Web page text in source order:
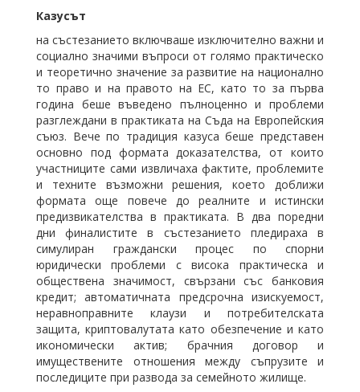
Казусът
на състезанието включваше изключително важни и
социално значими въпроси от голямо практическо
и теоретично значение за развитие на национално
то право и на правото на ЕС, като то за първа
година беше въведено пълноценно и проблеми
разглеждани в практиката на Съда на Европейския
съюз. Вече по традиция казуса беше представен
основно под формата доказателства, от които
участниците сами извличаха фактите, проблемите
и техните възможни решения, което доближи
формата още повече до реалните и истински
предизвикателства в практиката. В два поредни
дни финалистите в състезанието пледираха в
симулиран граждански процес по спорни
юридически проблеми с висока практическа и
обществена значимост, свързани със банковия
кредит; автоматичната предсрочна изискуемост,
неравноправните клаузи и потребителската
защита, криптовалутата като обезпечение и като
икономически актив; брачния договор и
имуществените отношения между съпрузите и
последиците при развода за семейното жилище.